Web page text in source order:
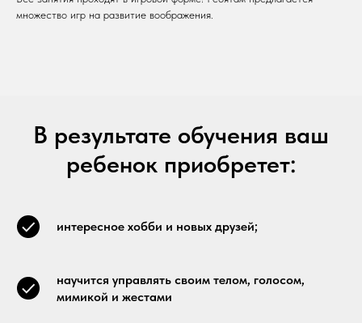
множество игр на развитие воображения.
В результате обучения ваш
ребенок приобретет:
интересное хобби и новых друзей;
научится управлять своим телом, голосом,
мимикой и жестами